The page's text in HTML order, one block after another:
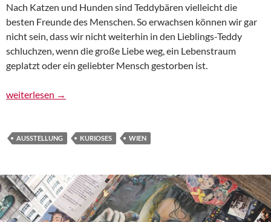
Nach Katzen und Hunden sind Teddybären vielleicht die
besten Freunde des Menschen. So erwachsen können wir gar
nicht sein, dass wir nicht weiterhin in den Lieblings-Teddy
schluchzen, wenn die große Liebe weg, ein Lebenstraum
geplatzt oder ein geliebter Mensch gestorben ist.
Adventkalender, 12. Türchen: Ein Schaufenster als
weiterlesen →
AUSSTELLUNG KURIOSES WIEN